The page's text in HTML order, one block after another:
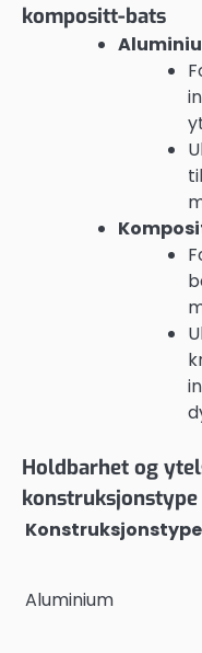
kompositt-bats
Holdbarhet og
konstruksjonstype
Konstruksjonstype
Aluminium